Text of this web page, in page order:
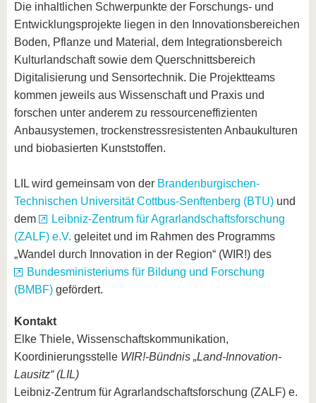
Die inhaltlichen Schwerpunkte der Forschungs- und
Entwicklungsprojekte liegen in den Innovationsbereichen
Boden, Pflanze und Material, dem Integrationsbereich
Kulturlandschaft sowie dem Querschnittsbereich
Digitalisierung und Sensortechnik. Die Projektteams
kommen jeweils aus Wissenschaft und Praxis und
forschen unter anderem zu ressourceneffizienten
Anbausystemen, trockenstressresistenten Anbaukulturen
und biobasierten Kunststoffen.
LIL wird gemeinsam von der Brandenburgischen-
Technischen Universität Cottbus-Senftenberg (BTU) und
dem
Leibniz-Zentrum für Agrarlandschaftsforschung
(ZALF) e.V. geleitet und im Rahmen des Programms
„Wandel durch Innovation in der Region“ (WIR!) des
Bundesministeriums für Bildung und Forschung
(BMBF) gefördert.
Kontakt
Elke Thiele, Wissenschaftskommunikation,
Koordinierungsstelle WIR!-Bündnis „Land-Innovation-
Lausitz“ (LIL)
Leibniz-Zentrum für Agrarlandschaftsforschung (ZALF) e.